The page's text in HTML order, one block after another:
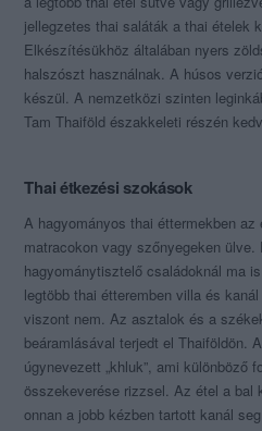
jellegzetes thai saláták a thai ételek
Elkészítésükhöz általában nyers
halszószt használnak. A húsos
készül. A nemzetközi szinten
Tam Thaiföld északkeleti részén
Thai étkezési szokások
A hagyományos thai éttermekben
matracokon vagy szőnyegeken
hagyománytisztelő családoknál ma
legtöbb thai étteremben villa és
viszont nem. Az asztalok és a
beáramlásával terjedt el Thaiföldön.
úgynevezett „khluk”, ami különböző
összekeverése rizzsel. Az étel a bal
onnan a jobb kézben tartott kanál